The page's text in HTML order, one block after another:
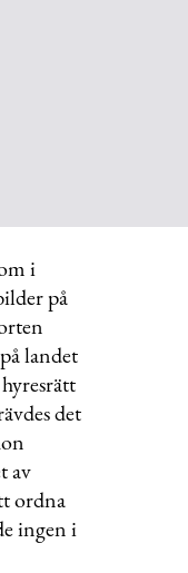
i
på
landet
det
av
ordna
ingen i